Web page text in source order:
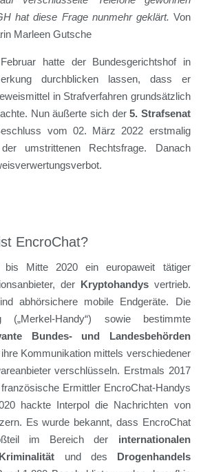
hat diese Frage nunmehr geklärt. Von
Marleen Gutsche
hatte der Bundesgerichtshof in
durchblicken lassen, dass er
in Strafverfahren grundsätzlich
Nun äußerte sich der5. Strafsenat
vom 02. März 2022 erstmalig
umstrittenen Rechtsfrage. Danach
EncroChat?
bis Mitte 2020 ein europaweit tätiger
der Kryptohandysvertrieb.
abhörsichere mobile Endgeräte. Die
(„Merkel-Handy“) sowie bestimmte
Bundes- und Landesbehörden
Kommunikation mittels verschiedener
verschlüsseln. Erstmals 2017
Ermittler EncroChat-Handys
hackte Interpol die Nachrichten von
Es wurde bekannt, dass EncroChat
im Bereich der internationalen
und des Drogenhandels